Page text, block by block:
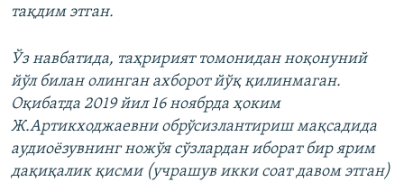
тақдим этган.
Ўз навбатида, таҳририят томонидан ноқонуний
йўл билан олинган ахборот йўқ қилинмаган.
Оқибатда 2019 йил 16 ноябрда ҳоким
Ж.Артикходжаевни обрўсизлантириш мақсадида
аудиоёзувнинг ножўя сўзлардан иборат бир ярим
дақиқалик қисми (учрашув икки соат давом этган)